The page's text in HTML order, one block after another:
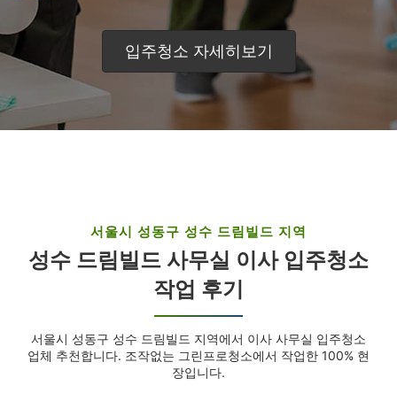
입주청소 자세히보기
서울시 성동구 성수 드림빌드 지역
성수 드림빌드 사무실 이사 입주청소
작업 후기
서울시 성동구 성수 드림빌드 지역에서 이사 사무실 입주청소
업체 추천합니다. 조작없는 그린프로청소에서 작업한 100% 현
장입니다.